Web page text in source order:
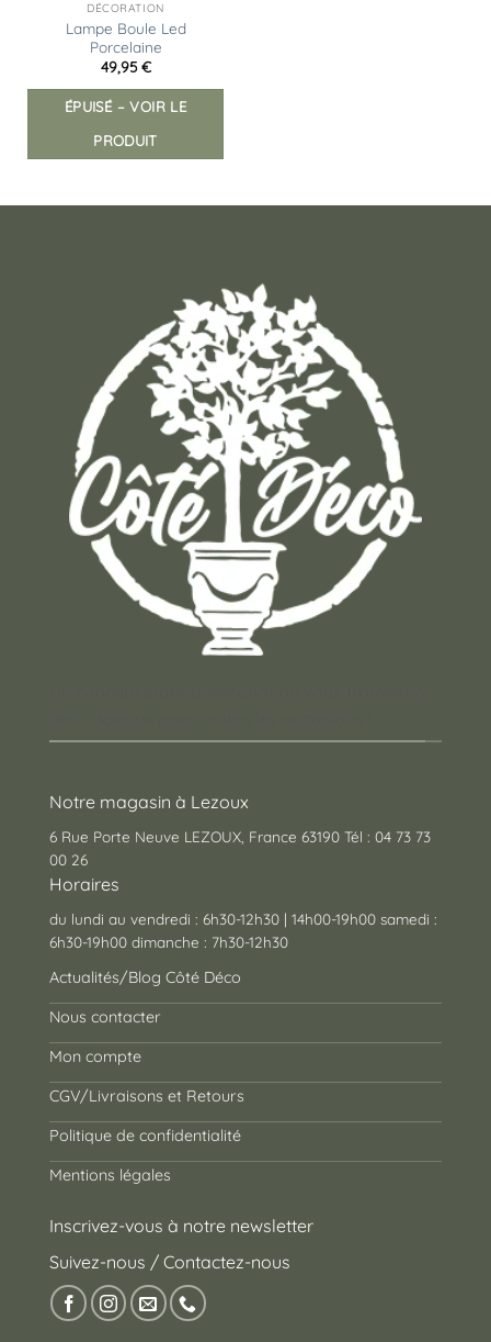
DÉCORATION
Lampe Boule Led
Porcelaine
49,95€
ÉPUISÉ – VOIR LE
PRODUIT
Notre magasin à Lezoux
6 Rue Porte Neuve LEZOUX, France 63190 Tél : 04 73 73
00 26
Horaires
du lundi au vendredi : 6h30-12h30 | 14h00-19h00 samedi :
6h30-19h00 dimanche : 7h30-12h30
Actualités/Blog Côté Déco
Nous contacter
Mon compte
CGV/Livraisons et Retours
Politique de confidentialité
Mentions légales
Inscrivez-vous à notre newsletter
Suivez-nous / Contactez-nous